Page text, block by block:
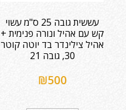
עששית גובה 25 ס"מ עשוי
קש עם אהיל ונורה פנימית +
אהיל צילינדר בד יוטה קוטר
30, גובה 21
₪500